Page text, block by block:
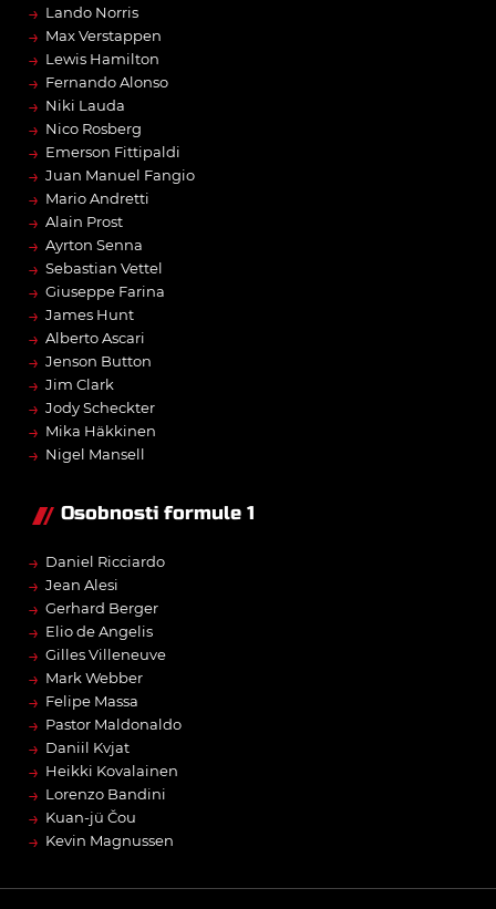
→ Lando Norris
→ Max Verstappen
→ Lewis Hamilton
→ Fernando Alonso
→ Niki Lauda
→ Nico Rosberg
→ Emerson Fittipaldi
→ Juan Manuel Fangio
→ Mario Andretti
→ Alain Prost
→ Ayrton Senna
→ Sebastian Vettel
→ Giuseppe Farina
→ James Hunt
→ Alberto Ascari
→ Jenson Button
→ Jim Clark
→ Jody Scheckter
→ Mika Häkkinen
→ Nigel Mansell
Osobnosti formule 1
→ Daniel Ricciardo
→ Jean Alesi
→ Gerhard Berger
→ Elio de Angelis
→ Gilles Villeneuve
→ Mark Webber
→ Felipe Massa
→ Pastor Maldonaldo
→ Daniil Kvjat
→ Heikki Kovalainen
→ Lorenzo Bandini
→ Kuan-jü Čou
→ Kevin Magnussen